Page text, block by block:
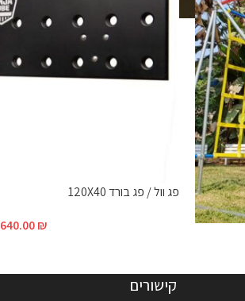
פג וול / פג בורד 120X40
640.00₪
קישורים